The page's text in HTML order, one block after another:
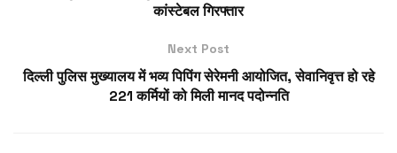
कांस्टेबल गिरफ्तार
Next Post
दिल्ली पुलिस मुख्यालय में भव्य पिपिंग सेरेमनी आयोजित, सेवानिवृत्त हो रहे
221 कर्मियों को मिली मानद पदोन्नति